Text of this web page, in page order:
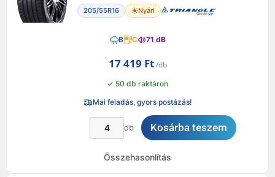
205/55R16 Nyári
B C 71 dB
17 419 Ft
✓ 50 db raktáron
Mai feladás, gyors postázás!
db Kosárba teszem
Összehasonlítás